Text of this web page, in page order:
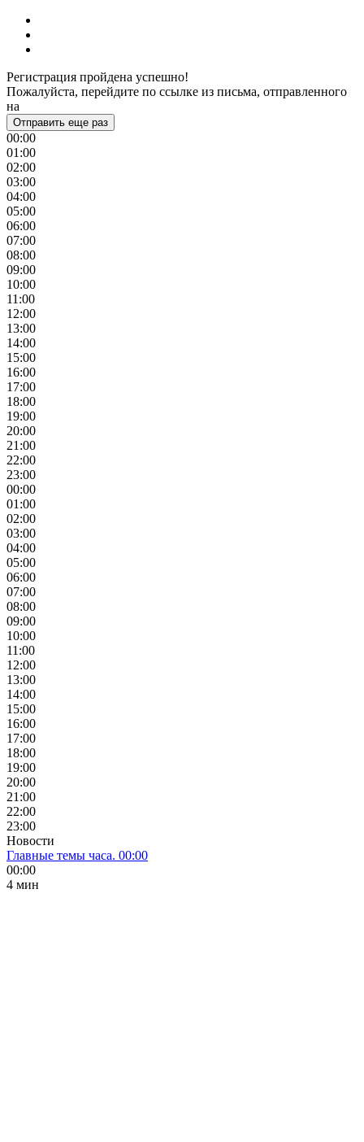
Регистрация пройдена успешно!
Пожалуйста, перейдите по ссылке из письма, отправленного
на
Отправить еще раз
00:00
01:00
02:00
03:00
04:00
05:00
06:00
07:00
08:00
09:00
10:00
11:00
12:00
13:00
14:00
15:00
16:00
17:00
18:00
19:00
20:00
21:00
22:00
23:00
00:00
01:00
02:00
03:00
04:00
05:00
06:00
07:00
08:00
09:00
10:00
11:00
12:00
13:00
14:00
15:00
16:00
17:00
18:00
19:00
20:00
21:00
22:00
23:00
Новости
Главные темы часа. 00:00
00:00
4 мин